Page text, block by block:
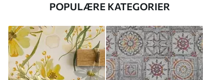
POPULÆRE KATEGORIER